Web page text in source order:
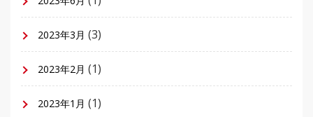
2023年3月 (3)
2023年2月 (1)
2023年1月 (1)